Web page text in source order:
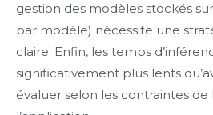
gestion des modèles stockés
par modèle) nécessite une
claire. Enfin, les temps
significativement plus lents
évaluer selon les contraintes